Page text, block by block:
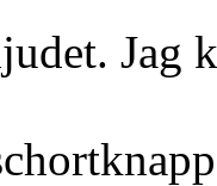
Jag